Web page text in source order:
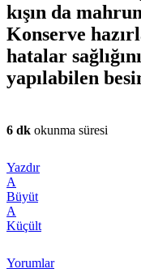
kışın da
Konserve
hatalar
yapılabilen
6 dk okunma süresi
Yazdır
A
Büyüt
A
Küçült
Yorumlar